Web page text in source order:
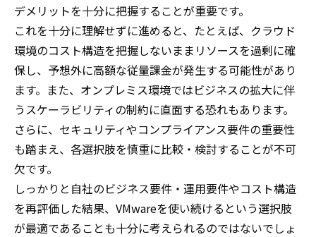
デメリットを十分に把握することが重要です。
これを十分に理解せずに進めると、たとえば、クラウド
環境のコスト構造を把握しないままリソースを過剰に確
保し、予想外に高額な従量課金が発生する可能性があり
ます。また、オンプレミス環境ではビジネスの拡大に伴
うスケーラビリティの制約に直面する恐れもあります。
さらに、セキュリティやコンプライアンス要件の重要性
も踏まえ、各選択肢を慎重に比較・検討することが不可
欠です。
しっかりと自社のビジネス要件・運用要件やコスト構造
を再評価した結果、VMwareを使い続けるという選択肢
が最適であることも十分に考えられるのではないでしょ